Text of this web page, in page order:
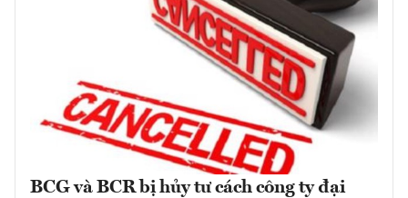
BCG và BCR bị hủy tư cách công ty đại